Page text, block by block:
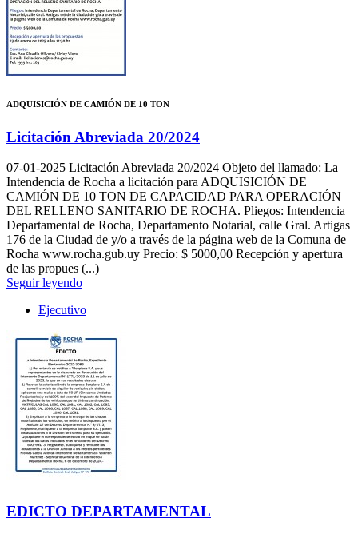
ADQUISICIÓN DE CAMIÓN DE 10 TON
Licitación Abreviada 20/2024
07-01-2025 Licitación Abreviada 20/2024 Objeto del llamado: La
Intendencia de Rocha a licitación para ADQUISICIÓN DE
CAMIÓN DE 10 TON DE CAPACIDAD PARA OPERACIÓN
DEL RELLENO SANITARIO DE ROCHA. Pliegos: Intendencia
Departamental de Rocha, Departamento Notarial, calle Gral. Artigas
176 de la Ciudad de y/o a través de la página web de la Comuna de
Rocha www.rocha.gub.uy Precio: $ 5000,00 Recepción y apertura
de las propues (...)
Seguir leyendo
Ejecutivo
EDICTO DEPARTAMENTAL